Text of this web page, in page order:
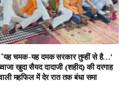
‘यह चमक-यह दमक सरकार तुम्हीं से है…’
खुदा सैयद दादाजी (शहीद) की दरगाह
महफिल में देर रात तक बंधा समा